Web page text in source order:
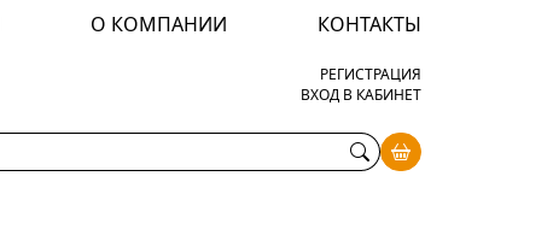
О КОМПАНИИ
КОНТАКТЫ
РЕГИСТРАЦИЯ
ВХОД В КАБИНЕТ